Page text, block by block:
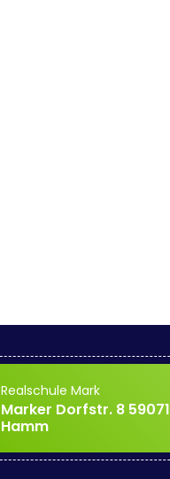
Realschule Mark
Marker Dorfstr. 8 59071
Hamm